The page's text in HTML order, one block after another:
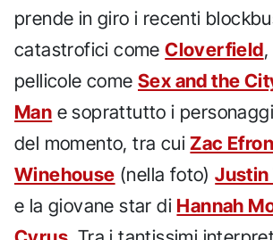
prende in giro i recenti
catastrofici comeCloverfield
pellicole come Sex and the
Man e soprattutto i
del momento, tra cuiZac Efron
Winehouse (nella foto)Justin
e la giovane star di Hannah